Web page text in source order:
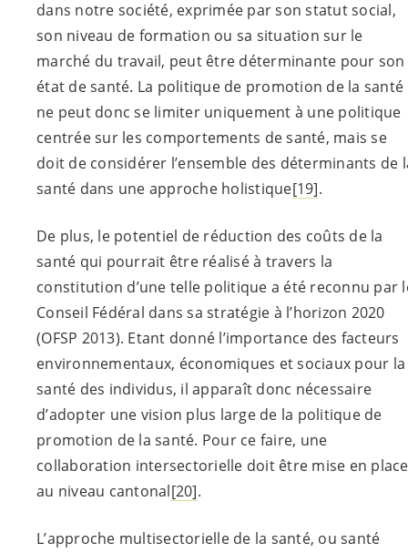
dans notre société, exprimée par son statut social,
son niveau de formation ou sa situation sur le
marché du travail, peut être déterminante pour son
état de santé. La politique de promotion de la santé
ne peut donc se limiter uniquement à une politique
centrée sur les comportements de santé, mais se
doit de considérer l’ensemble des déterminants de
santé dans une approche holistique[19].
De plus, le potentiel de réduction des coûts de la
santé qui pourrait être réalisé à travers la
constitution d’une telle politique a été reconnu par
Conseil Fédéral dans sa stratégie à l’horizon 2020
(OFSP 2013). Etant donné l’importance des facteurs
environnementaux, économiques et sociaux pour la
santé des individus, il apparaît donc nécessaire
d’adopter une vision plus large de la politique de
promotion de la santé. Pour ce faire, une
collaboration intersectorielle doit être mise en place
au niveau cantonal[20].
L’approche multisectorielle de la santé, ou santé